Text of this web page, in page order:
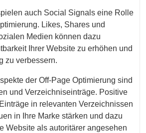
auch Social Signals eine Rolle
Likes, Shares und
Medien können dazu
Ihrer Website zu erhöhen und
zu verbessern.
der Off-Page Optimierung sind
und Verzeichniseinträge. Positive
in relevanten Verzeichnissen
in Ihre Marke stärken und dazu
Website als autoritärer angesehen